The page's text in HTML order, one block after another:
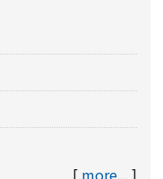
[ more... ]